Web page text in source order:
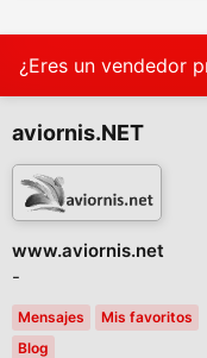
¿Eres un vendedor
aviornis.NET
www.aviornis.net
-
Mensajes
Mis favoritos
Blog